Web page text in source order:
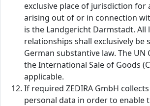
exclusive place of jurisdiction for
arising out of or in connection
is the Landgericht Darmstadt. All
relationships shall exclusively be
German substantive law. The
the International Sale of Goods
applicable.
If required ZEDIRA GmbH
personal data in order to enable